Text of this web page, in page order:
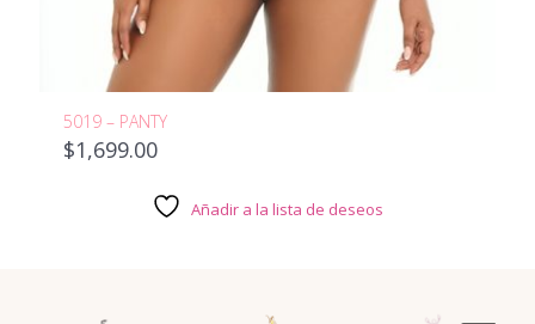
5019 – PANTY
$1,699.00
Añadir a la lista de deseos